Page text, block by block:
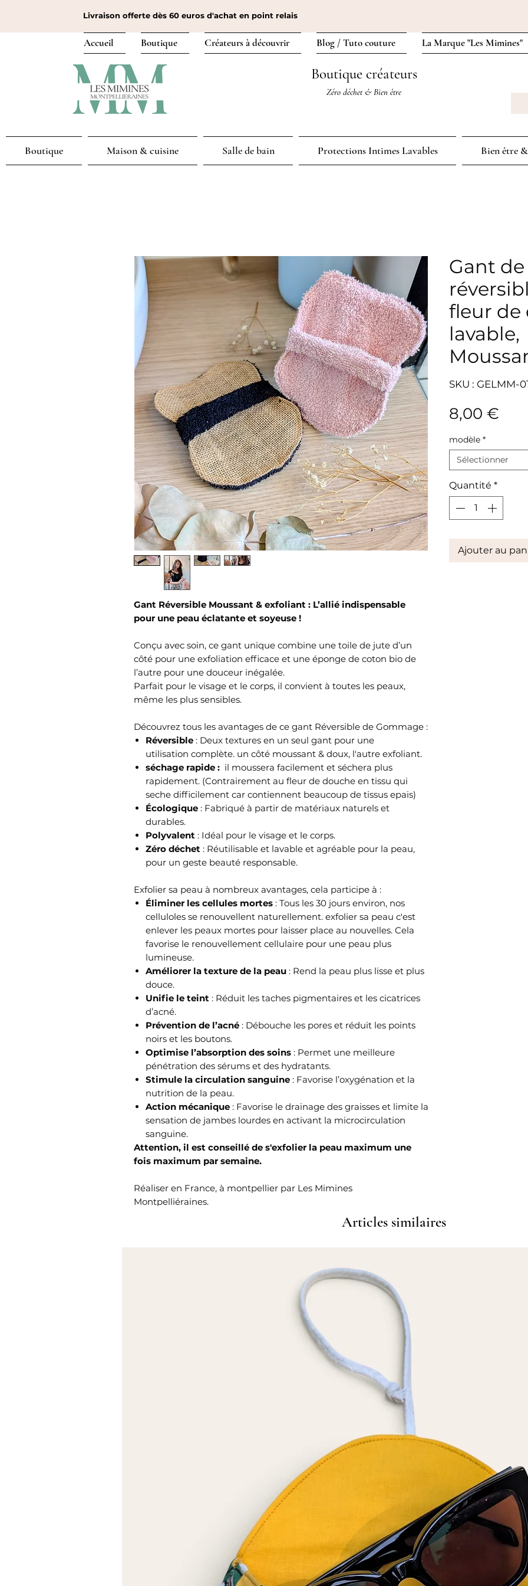
Livraison offerte dès 60 euros d'achat en point relais
Accueil Boutique Créateurs à découvrir Blog / Tuto couture La Marque "Les Mimines"
Boutique créateurs
Zéro déchet & Bien être
Boutique Maison & cuisine Salle de bain Protections Intimes Lavables Bien être
Gant Réversible Moussant & exfoliant : L’allié indispensable
pour une peau éclatante et soyeuse !
Conçu avec soin, ce gant unique combine une toile de jute d’un
côté pour une exfoliation efficace et une éponge de coton bio de
l’autre pour une douceur inégalée.
Parfait pour le visage et le corps, il convient à toutes les peaux,
même les plus sensibles.
Découvrez tous les avantages de ce gant Réversible de Gommage :
Réversible : Deux textures en un seul gant pour une
utilisation complète. un côté moussant & doux, l'autre exfoliant.
séchage rapide : il moussera facilement et séchera plus
rapidement. (Contrairement au fleur de douche en tissu qui
seche difficilement car contiennent beaucoup de tissus epais)
Écologique : Fabriqué à partir de matériaux naturels et
durables.
Polyvalent : Idéal pour le visage et le corps.
Zéro déchet : Réutilisable et lavable et agréable pour la peau,
pour un geste beauté responsable.
Exfolier sa peau à nombreux avantages, cela participe à :
Éliminer les cellules mortes : Tous les 30 jours environ, nos
celluloles se renouvellent naturellement. exfolier sa peau c'est
enlever les peaux mortes pour laisser place au nouvelles. Cela
favorise le renouvellement cellulaire pour une peau plus
lumineuse.
Améliorer la texture de la peau : Rend la peau plus lisse et plus
douce.
Unifie le teint : Réduit les taches pigmentaires et les cicatrices
d’acné.
Prévention de l’acné : Débouche les pores et réduit les points
noirs et les boutons.
Optimise l’absorption des soins : Permet une meilleure
pénétration des sérums et des hydratants.
Stimule la circulation sanguine : Favorise l’oxygénation et la
nutrition de la peau.
Action mécanique : Favorise le drainage des graisses et limite la
sensation de jambes lourdes en activant la microcirculation
sanguine.
Attention, il est conseillé de s'exfolier la peau maximum une
fois maximum par semaine.
Réaliser en France, à montpellier par Les Mimines
Montpelliéraines.
Gant
fleur de
lavable,
SKU : GELMM-
8,00 €
modèle *
Sélectionner
Quantité *
Ajouter au
Articles similaires